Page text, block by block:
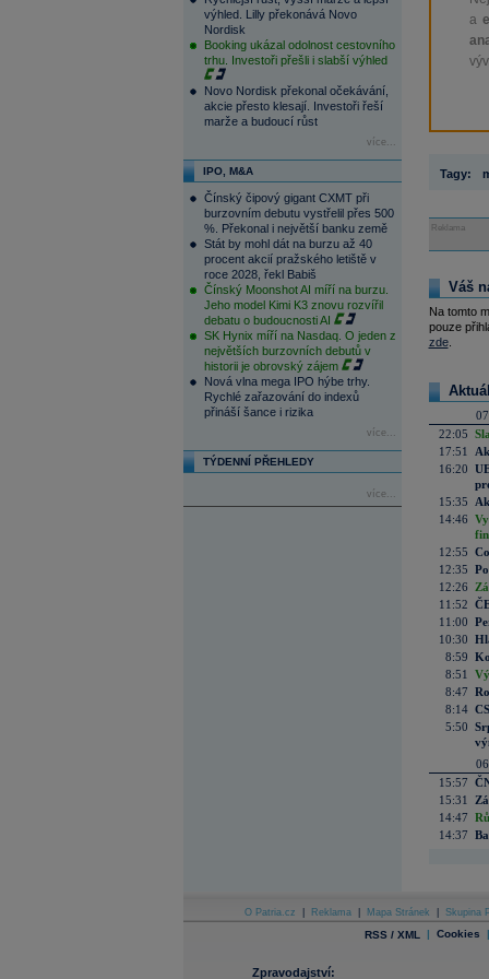
výhled. Lilly překonává Novo
Nordisk
Booking ukázal odolnost cestovního
trhu. Investoři přešli i slabší výhled
Novo Nordisk překonal očekávání,
akcie přesto klesají. Investoři řeší
marže a budoucí růst
více...
IPO, M&A
Čínský čipový gigant CXMT při
burzovním debutu vystřelil přes 500
%. Překonal i největší banku země
Stát by mohl dát na burzu až 40
procent akcií pražského letiště v
roce 2028, řekl Babiš
Čínský Moonshot AI míří na burzu.
Jeho model Kimi K3 znovu rozvířil
debatu o budoucnosti AI
SK Hynix míří na Nasdaq. O jeden z
největších burzovních debutů v
historii je obrovský zájem
Nová vlna mega IPO hýbe trhy.
Rychlé zařazování do indexů
přináší šance i rizika
více...
TÝDENNÍ PŘEHLEDY
více...
a
Tagy:
Reklama
Váš
Na tomto
pouze
zde.
22:05
17:51
16:20
15:35
14:46
12:55
12:35
12:26
11:52
11:00
10:30
8:59
8:51
8:47
8:14
5:50
15:57
15:31
14:47
14:37
O Patria.cz Reklama Mapa Stránek Skupina
RSS / XML | Cookies |
Zpravodajství: